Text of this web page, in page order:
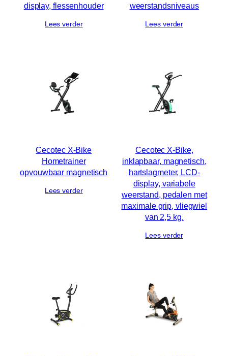
display, flessenhouder
Lees verder
weerstandsniveaus
Lees verder
Cecotec X-Bike
Hometrainer
opvouwbaar magnetisch
Lees verder
Cecotec X-Bike,
inklapbaar, magnetisch,
hartslagmeter, LCD-
display, variabele
weerstand, pedalen met
maximale grip, vliegwiel
van 2,5 kg.
Lees verder